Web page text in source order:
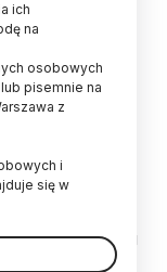
School of
badań
badania
problem jest
z
rówieśników, u
choć u 40
ich
na
osobowych
lub pisemnie na
z
i
się w